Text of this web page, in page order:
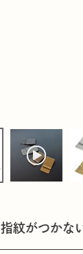
指紋がつかな